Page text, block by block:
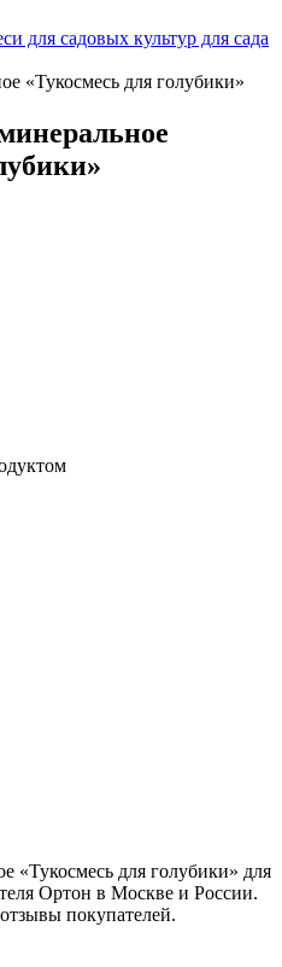
для садовых культур для сада
«Тукосмесь для голубики»
«Тукосмесь для голубики» для
Ортон в Москве и России.
покупателей.